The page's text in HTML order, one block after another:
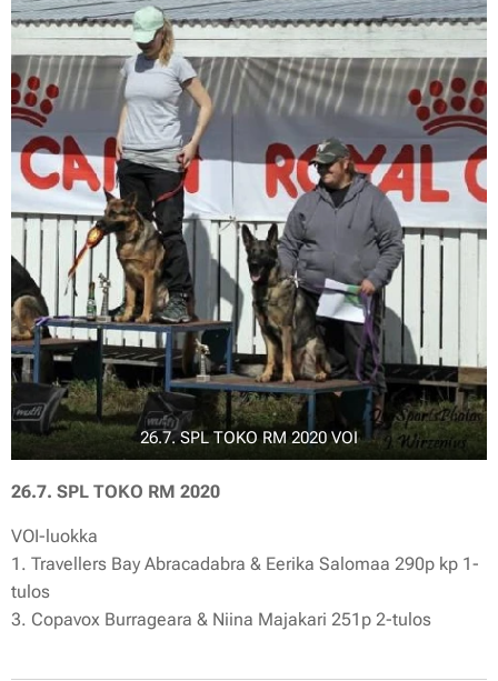
26.7. SPL TOKO RM 2020 VOI
26.7. SPL TOKO RM 2020
VOI-luokka
1. Travellers Bay Abracadabra & Eerika Salomaa 290p kp 1-
tulos
3. Copavox Burrageara & Niina Majakari 251p 2-tulos